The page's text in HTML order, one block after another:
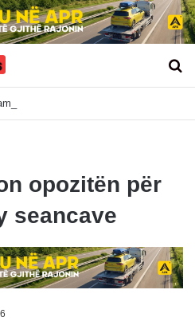
mbi 20 tonë
opozitën për
seancave